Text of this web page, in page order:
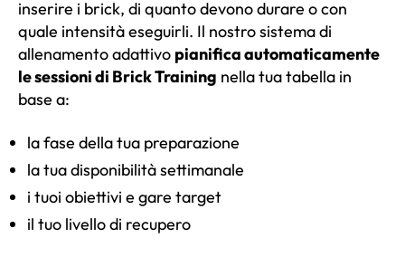
inserire i brick, di quanto devono durare o con
quale intensità eseguirli. Il nostro sistema di
allenamento adattivo pianifica automaticamente
le sessioni di Brick Training nella tua tabella in
base a:
la fase della tua preparazione
la tua disponibilità settimanale
i tuoi obiettivi e gare target
il tuo livello di recupero